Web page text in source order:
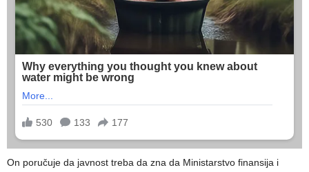
On poručuje da javnost treba da zna da Ministarstvo finansija i